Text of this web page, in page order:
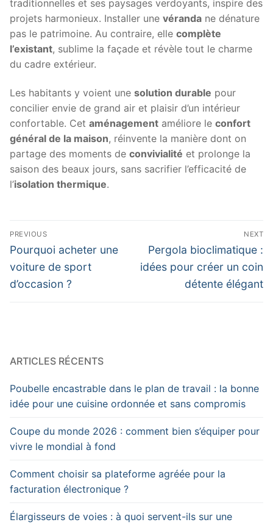
traditionnelles et ses paysages verdoyants, inspire des
projets harmonieux. Installer une véranda ne dénature
pas le patrimoine. Au contraire, elle complète
l’existant, sublime la façade et révèle tout le charme
du cadre extérieur.
Les habitants y voient une solution durable pour
concilier envie de grand air et plaisir d’un intérieur
confortable. Cet aménagement améliore le confort
général de la maison, réinvente la manière dont on
partage des moments de convivialité et prolonge la
saison des beaux jours, sans sacrifier l’efficacité de
l’isolation thermique.
Navigation
de
l’article
PREVIOUS
Previous
post:
Pourquoi acheter une
voiture de sport
d’occasion ?
NEXT
Next
post:
Pergola bioclimatique :
idées pour créer un coin
détente élégant
ARTICLES RÉCENTS
Poubelle encastrable dans le plan de travail : la bonne
idée pour une cuisine ordonnée et sans compromis
Coupe du monde 2026 : comment bien s’équiper pour
vivre le mondial à fond
Comment choisir sa plateforme agréée pour la
facturation électronique ?
Élargisseurs de voies : à quoi servent-ils sur une